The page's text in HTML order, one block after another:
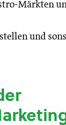
Märkten
und